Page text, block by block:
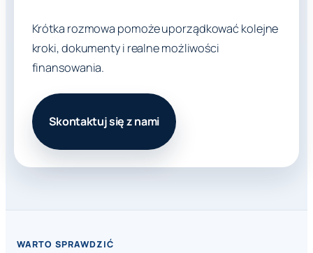
Krótka rozmowa pomoże uporządkować kolejne
kroki, dokumenty i realne możliwości
finansowania.
Skontaktuj się z nami
WARTO SPRAWDZIĆ